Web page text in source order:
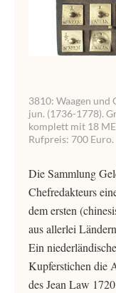
3810: Waagen und
jun. (1736-1778).
komplett mit 18
Rufpreis: 700 Euro.
Die Sammlung
Chefredakteurs
dem ersten
aus allerlei
Ein
Kupferstichen die
des Jean Law